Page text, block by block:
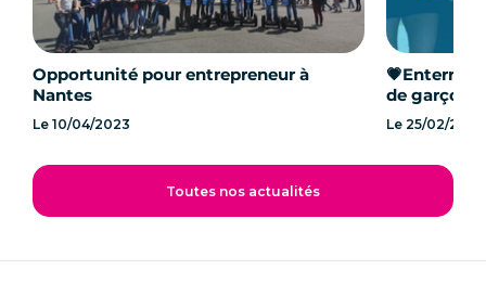
Opportunité pour entrepreneur à
Nantes
Le 10/04/2023
de garçon
Le 25/02/2023
Toutes nos actualités